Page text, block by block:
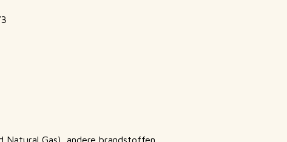
Natural Gas), andere brandstoffen